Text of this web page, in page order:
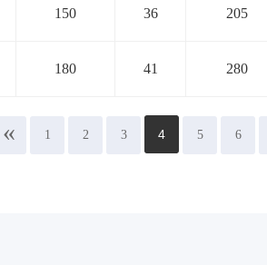
150 36 205
180 41 280
« 1 2 3 4 5 6